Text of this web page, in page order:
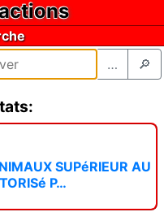
…
🔎
SUPéRIEUR AU
P…